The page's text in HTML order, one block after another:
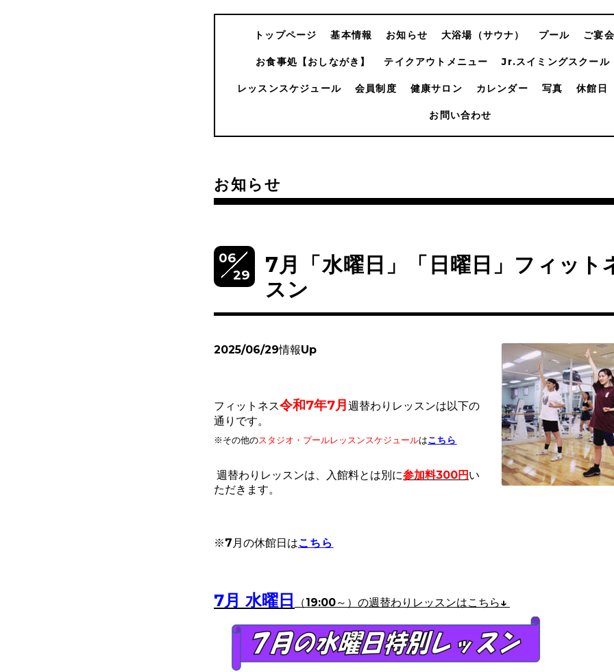
トップページ 基本情報 お知らせ 大浴場（サウナ） プール ご宴
お食事処【おしながき】 テイクアウトメニュー Jr.スイミングスクール
レッスンスケジュール 会員制度 健康サロン カレンダー 写真 休館日
お問い合わせ
お知らせ
06
29
7月「水曜日」「日曜日」フィット
スン
2025/06/29情報Up
フィットネス令和7年7月 週替わりレッスンは以下の
通りです。
※その他のスタジオ・プールレッスンスケジュールはこちら
週替わりレッスンは、入館料とは別に参加料300円 い
ただきます。
※7月の休館日はこちら
7月 水曜日 （19:00～） の週替わりレッスンはこちら↓